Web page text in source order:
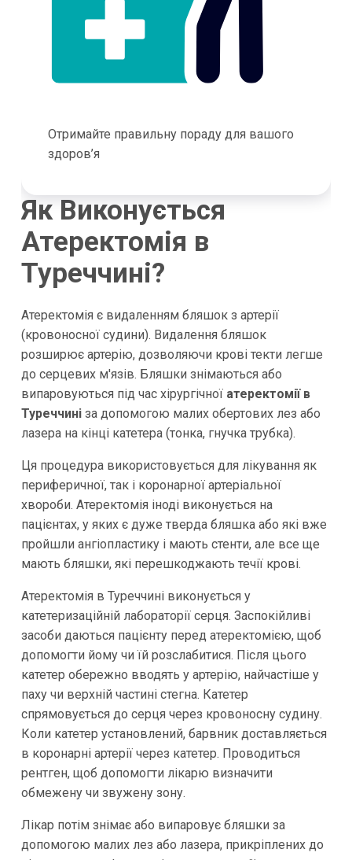
Отримайте правильну пораду для вашого
здоров’я
Як Виконується
Атеректомія в
Туреччині?
Атеректомія є видаленням бляшок з артерії
(кровоносної судини). Видалення бляшок
розширює артерію, дозволяючи крові текти легше
до серцевих м'язів. Бляшки знімаються або
випаровуються під час хірургічної атеректомії в
Туреччиніза допомогою малих обертових лез або
лазера на кінці катетера (тонка, гнучка трубка).
Ця процедура використовується для лікування як
периферичної, так і коронарної артеріальної
хвороби. Атеректомія іноді виконується на
пацієнтах, у яких є дуже тверда бляшка або які вже
пройшли ангіопластику і мають стенти, але все ще
мають бляшки, які перешкоджають течії крові.
Атеректомія в Туреччині виконується у
катетеризаційній лабораторії серця. Заспокійливі
засоби даються пацієнту перед атеректомією, щоб
допомогти йому чи їй розслабитися. Після цього
катетер обережно вводять у артерію, найчастіше у
паху чи верхній частині стегна. Катетер
спрямовується до серця через кровоносну судину.
Коли катетер установлений, барвник доставляється
в коронарні артерії через катетер. Проводиться
рентген, щоб допомогти лікарю визначити
обмежену чи звужену зону.
Лікар потім знімає або випаровує бляшки за
допомогою малих лез або лазера, прикріплених до